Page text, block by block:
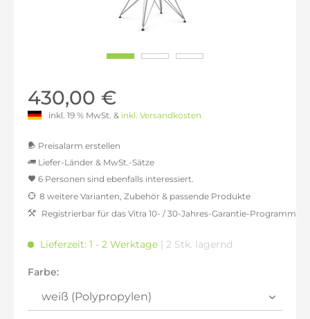
430,00 €
inkl. 19 % MwSt. & inkl. Versandkosten
Preisalarm erstellen
Sie haben dieDatenschutzbestimmungen
Liefer-Länder & MwSt.-Sätze
inkl. 16% MwSt.: 419,16 €
inkl. 20% MwSt.: 433,61 €
inkl. 21% MwSt.: 437,23 €
inkl. 22% MwSt.: 440,84 €
6 Personen sind ebenfalls interessiert.
8 weitere Varianten, Zubehör & passende Produkte
Registrierbar für das Vitra 10- / 30-Jahres-Garantie-Programm
Lieferzeit: 1 - 2 Werktage | 2 Stk. lagernd
Farbe: